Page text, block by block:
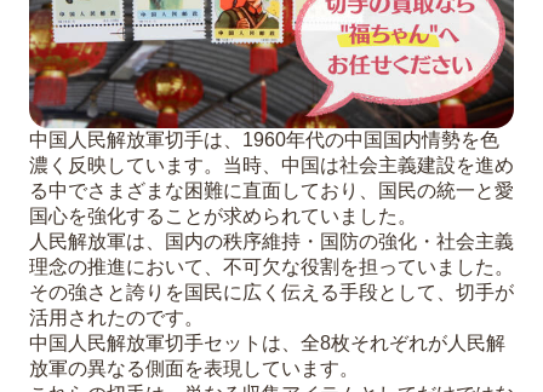
中国人民解放軍切手は、1960年代の中国国内情勢を色
濃く反映しています。当時、中国は社会主義建設を進め
る中でさまざまな困難に直面しており、国民の統一と愛
国心を強化することが求められていました。
人民解放軍は、国内の秩序維持・国防の強化・社会主義
理念の推進において、不可欠な役割を担っていました。
その強さと誇りを国民に広く伝える手段として、切手が
活用されたのです。
中国人民解放軍切手セットは、全8枚それぞれが人民解
放軍の異なる側面を表現しています。